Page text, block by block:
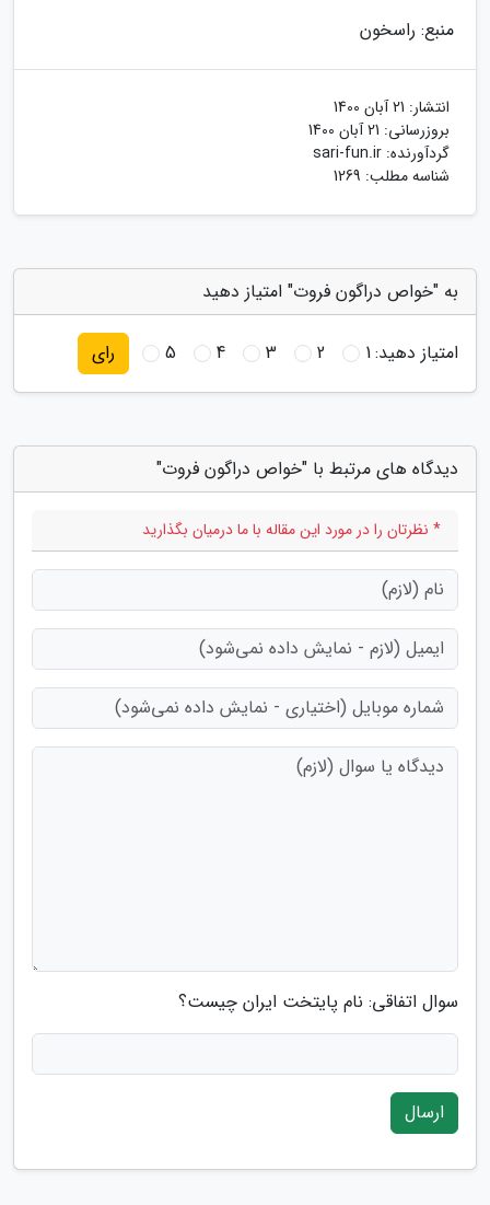
منبع: راسخون
انتشار: 21 آبان 1400
بروزرسانی: 21 آبان 1400
گردآورنده: sari-fun.ir
شناسه مطلب: 1269
به "خواص دراگون فروت" امتیاز دهید
امتیاز دهید:1
2
3
4
5 رای
دیدگاه های مرتبط با "خواص دراگون فروت"
* نظرتان را در مورد این مقاله با ما درمیان بگذارید
سوال اتفاقی: نام پایتخت ایران چیست؟
ارسال